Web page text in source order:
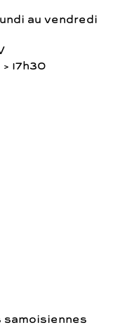
au vendredi
17h30